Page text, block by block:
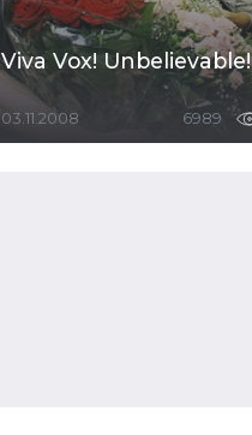
Viva Vox! Unbelievable!
03.11.2008 6989